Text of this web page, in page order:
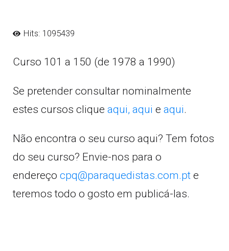
Hits: 1095439
Curso 101 a 150 (de 1978 a 1990)
Se pretender consultar nominalmente
estes cursos clique aqui, aqui e aqui.
Não encontra o seu curso aqui? Tem fotos
do seu curso? Envie-nos para o
endereço cpq@paraquedistas.com.pt e
teremos todo o gosto em publicá-las.